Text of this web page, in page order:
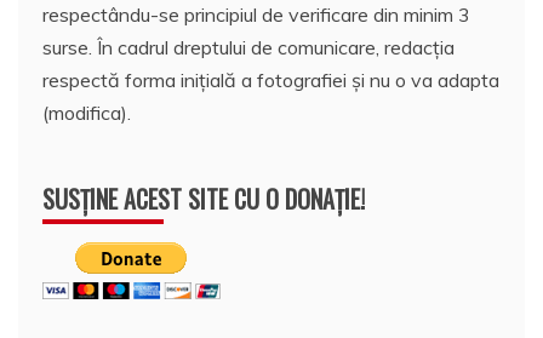
respectându-se principiul de verificare din minim 3
surse. În cadrul dreptului de comunicare, redacția
respectă forma inițială a fotografiei și nu o va adapta
(modifica).
SUSȚINE ACEST SITE CU O DONAȚIE!